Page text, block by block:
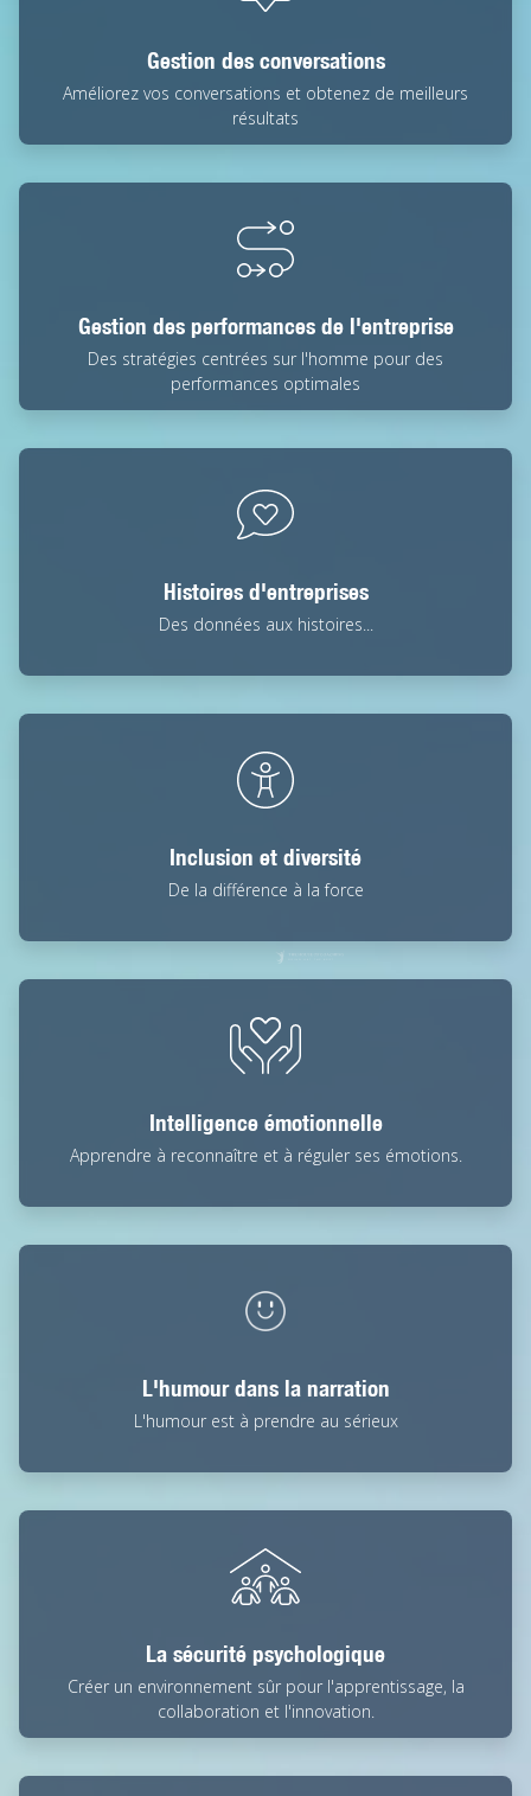
Gestion des conversations
Améliorez vos conversations et obtenez de meilleurs
résultats
Gestion des performances de l'entreprise
Des stratégies centrées sur l'homme pour des
performances optimales
Histoires d'entreprises
Des données aux histoires...
Inclusion et diversité
De la différence à la force
Intelligence émotionnelle
Apprendre à reconnaître et à réguler ses émotions.
L'humour dans la narration
L'humour est à prendre au sérieux
La sécurité psychologique
Créer un environnement sûr pour l'apprentissage, la
collaboration et l'innovation.